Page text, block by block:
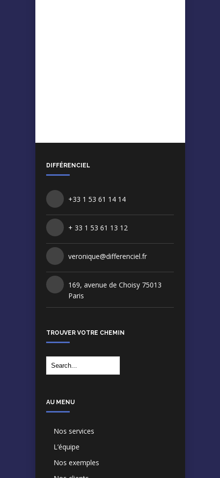
DIFFÉRENCIEL
+33 1 53 61 14 14
+ 33 1 53 61 13 12
veronique@differenciel.fr
169, avenue de Choisy 75013
Paris
TROUVER VOTRE CHEMIN
AU MENU
Nos services
L’équipe
Nos exemples